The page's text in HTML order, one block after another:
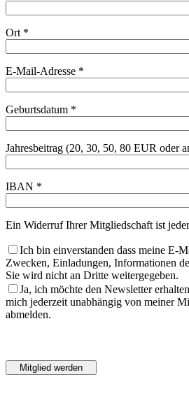
Ort *
E-Mail-Adresse *
Geburtsdatum *
Jahresbeitrag (20, 30, 50, 80 EUR oder
IBAN *
Ein Widerruf Ihrer Mitgliedschaft ist
Ich bin einverstanden dass meine E-
Zwecken, Einladungen, Informationen
Sie wird nicht an Dritte weitergegeben.
Ja, ich möchte den Newsletter
mich jederzeit unabhängig von meiner
abmelden.
dieses
Feld
lasse
dieses